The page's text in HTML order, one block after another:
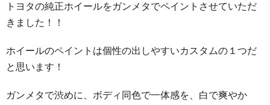
トヨタの純正ホイールをガンメタでペイントさせていただ
きました！！
ホイールのペイントは個性の出しやすいカスタムの１つだ
と思います！
ガンメタで渋めに、ボディ同色で一体感を、白で爽やか